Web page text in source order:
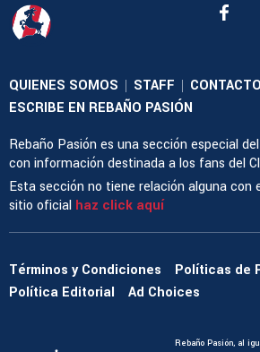
QUIENES SOMOS | STAFF | CONTACTO
ESCRIBE EN REBAÑO PASIÓN
Rebaño Pasión es una sección especial
con información destinada a los fans del
Esta sección no tiene relación alguna con
sitio oficial haz click aquí
Términos y Condiciones
Políticas de
Política Editorial
Ad Choices
Rebaño Pasión, al